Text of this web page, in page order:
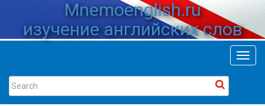
Mnemoenglish.ru
изучение английских слов